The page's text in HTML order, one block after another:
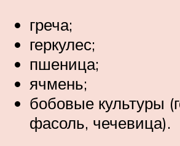
греча;
геркулес;
пшеница;
ячмень;
бобовые культуры
фасоль, чечевица).